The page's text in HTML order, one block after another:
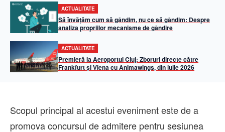
ACTUALITATE
Să învățăm cum să gândim, nu ce să gândim: Despre
analiza propriilor mecanisme de gândire
ACTUALITATE
Premieră la Aeroportul Cluj: Zboruri directe către
Frankfurt și Viena cu Animawings, din iulie 2026
Scopul principal al acestui eveniment este de a
promova concursul de admitere pentru sesiunea